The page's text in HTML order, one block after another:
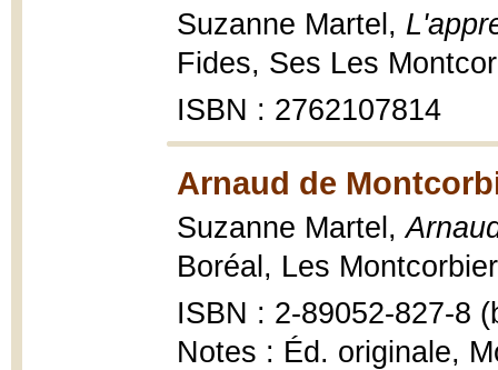
Suzanne Martel,
Fides, Ses Les
ISBN : 2762107814
Arnaud de
Suzanne Martel,
Boréal, Les
ISBN : 2-89052-827-8
Notes : Éd. originale,